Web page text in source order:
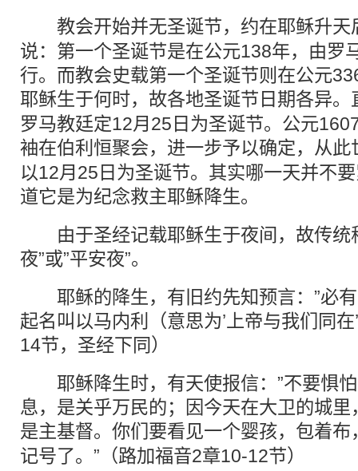
教会开始并无圣诞节，约在耶稣升天
说：第一个圣诞节是在公元138年，由罗
行。而教会史载第一个圣诞节则在公元
耶稣生于何时，故各地圣诞节日期各异。
罗马教廷定12月25日为圣诞节。公元
袖在伯利恒聚会，进一步予以确定，从此
以12月25日为圣诞节。其实哪一天并不
道它是为纪念救主耶稣降生。
由于圣经记载耶稣生于夜间，故传统
夜”或”平安夜”。
耶稣的降生，有旧约先知预言：”必有
起名叫以马内利（意思为’上帝与我们同
14节，圣经下同）
耶稣降生时，有天使报信：”不要惧怕
息，是关乎万民的；因今天在大卫的城
是主基督。你们要看见一个婴孩，包着
记号了。”（路加福音2章10-12节）